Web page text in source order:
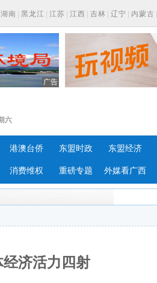
湖南 黑龙江 江苏 江西 吉林 辽宁 内蒙古
广告
六
港澳台侨 东盟时政 东盟经济
消费维权 重磅专题 外媒看广西
济活力四射